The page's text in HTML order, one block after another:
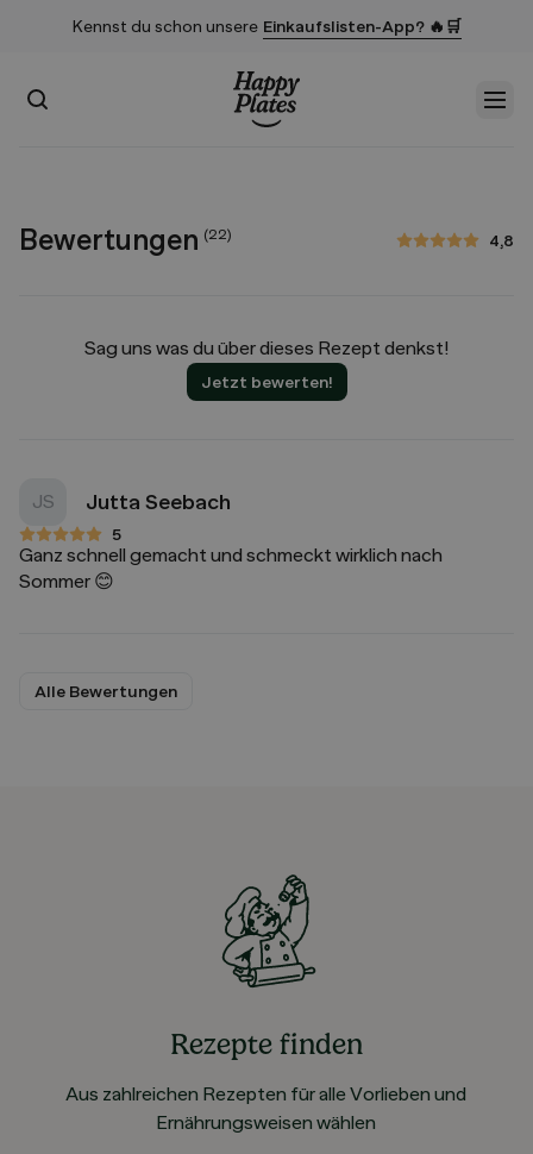
Kennst du schon unsere Einkaufslisten-App? 🔥🛒
Suchen
Bewertungen (22) 4,8
4,8 von 5 Sternen
Sag uns was du über dieses Rezept denkst!
Jetzt bewerten!
JS Jutta Seebach
5
5 von 5 Sternen
Ganz schnell gemacht und schmeckt wirklich nach
Sommer 😊
Alle Bewertungen
Rezepte finden
Aus zahlreichen Rezepten für alle Vorlieben und
Ernährungsweisen wählen